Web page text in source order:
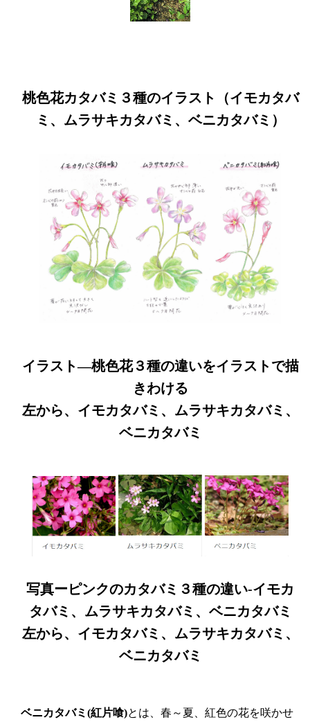
桃色花カタバミ３種のイラスト（イモカタバ
ミ、ムラサキカタバミ、ベニカタバミ）
イラスト―桃色花３種の違いをイラストで描
きわける
左から、イモカタバミ、ムラサキカタバミ、
ベニカタバミ
写真ーピンクのカタバミ３種の違い-イモカ
タバミ、ムラサキカタバミ、ベニカタバミ
左から、イモカタバミ、ムラサキカタバミ、
ベニカタバミ
ベニカタバミ(紅片喰)とは、春～夏、紅色の花を咲かせ